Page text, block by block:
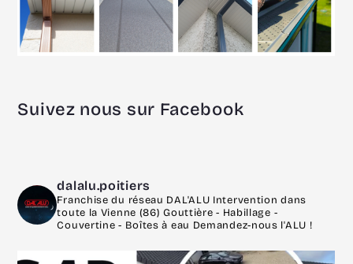
Suivez nous sur Facebook
dalalu.poitiers
Franchise du réseau DAL'ALU Intervention dans
toute la Vienne (86)Gouttière - Habillage -
Couvertine - Boîtes à eau Demandez-nous l'ALU !